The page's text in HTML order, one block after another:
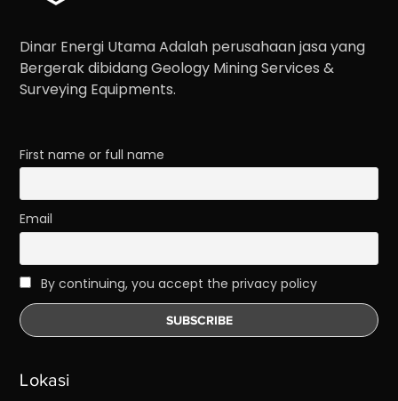
Dinar Energi Utama Adalah perusahaan jasa yang
Bergerak dibidang Geology Mining Services &
Surveying Equipments.
First name or full name
Email
By continuing, you accept the privacy policy
Lokasi